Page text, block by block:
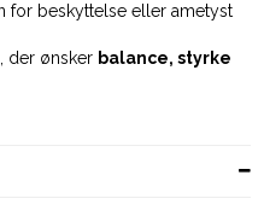
for beskyttelse eller ametyst
der ønsker balance, styrke